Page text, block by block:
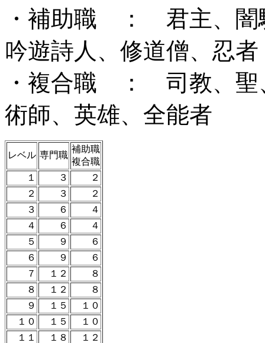
・補助職 ： 君主、闇
吟遊詩人、修道僧、忍者
・複合職 ： 司教、聖
術師、英雄、全能者
レベル 専門職
補助職
複合職
１
３
２
２
３
２
３
６
４
４
６
４
５
９
６
６
９
６
７
１２
８
８
１２
８
９
１５
１０
１０
１５
１０
１１
１８
１２